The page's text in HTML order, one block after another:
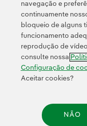
Transparência no uso da IA
© 2026
navegação e
continuamente
bloqueio de alguns
funcionamento
reprodução de
consulte nossa
Configuração de
Aceitar cookies?
NÃO